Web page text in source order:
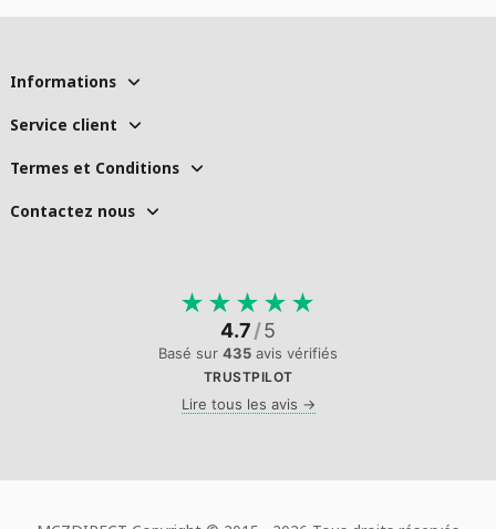
Informations
Service client
Termes et Conditions
Contactez nous
★ ★ ★ ★ ★
4.7/5
Basé sur 435 avis vérifiés
TRUSTPILOT
Lire tous les avis →